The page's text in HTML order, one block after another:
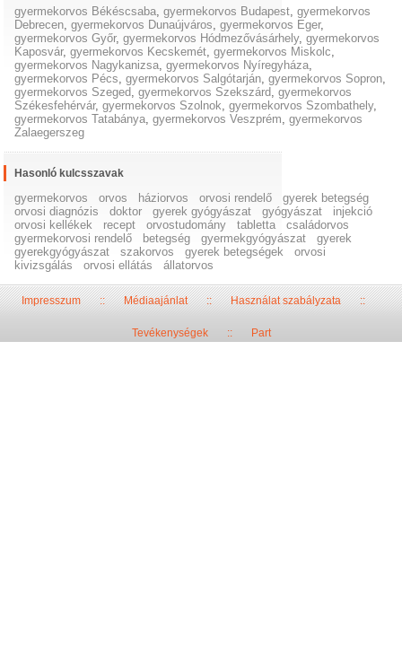
gyermekorvos Békéscsaba,gyermekorvos Budapest,gyermekorvos
Debrecen,gyermekorvos Dunaújváros,gyermekorvos Eger,
gyermekorvos Győr,gyermekorvos Hódmezővásárhely,gyermekorvos
Kaposvár,gyermekorvos Kecskemét,gyermekorvos Miskolc,
gyermekorvos Nagykanizsa,gyermekorvos Nyíregyháza,
gyermekorvos Pécs,gyermekorvos Salgótarján,gyermekorvos Sopron,
gyermekorvos Szeged,gyermekorvos Szekszárd,gyermekorvos
Székesfehérvár,gyermekorvos Szolnok,gyermekorvos Szombathely,
gyermekorvos Tatabánya,gyermekorvos Veszprém,gyermekorvos
Zalaegerszeg
Hasonló kulcsszavak
gyermekorvos orvos háziorvos orvosi rendelő
gyerek betegség
orvosi diagnózis
doktor gyerek gyógyászat gyógyászat
injekció
orvosi kellékek
recept orvostudomány tabletta
családorvos
gyermekorvosi rendelő
betegség gyermekgyógyászat
gyerek
gyerekgyógyászat
szakorvos gyerek betegségek
orvosi
kivizsgálás
orvosi ellátás állatorvos
Impresszum::Médiaajánlat::Használat szabályzata::
Tevékenységek:: Part